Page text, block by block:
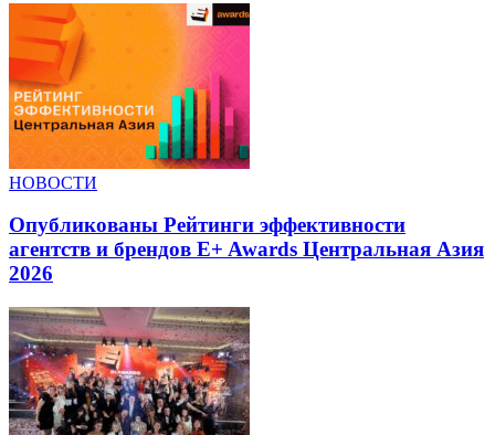
НОВОСТИ
Опубликованы Рейтинги эффективности
агентств и брендов E+ Awards Центральная Азия
2026